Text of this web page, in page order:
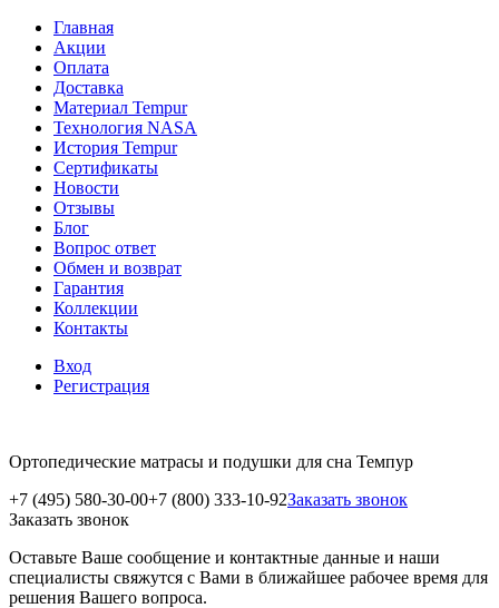
Главная
Акции
Оплата
Доставка
Материал Tempur
Технология NASA
История Tempur
Сертификаты
Новости
Отзывы
Блог
Вопрос ответ
Обмен и возврат
Гарантия
Коллекции
Контакты
Вход
Регистрация
Ортопедические матрасы и подушки для сна Темпур
+7 (495) 580-30-00+7 (800) 333-10-92Заказать звонок
Заказать звонок
Оставьте Ваше сообщение и контактные данные и наши
специалисты свяжутся с Вами в ближайшее рабочее время для
решения Вашего вопроса.